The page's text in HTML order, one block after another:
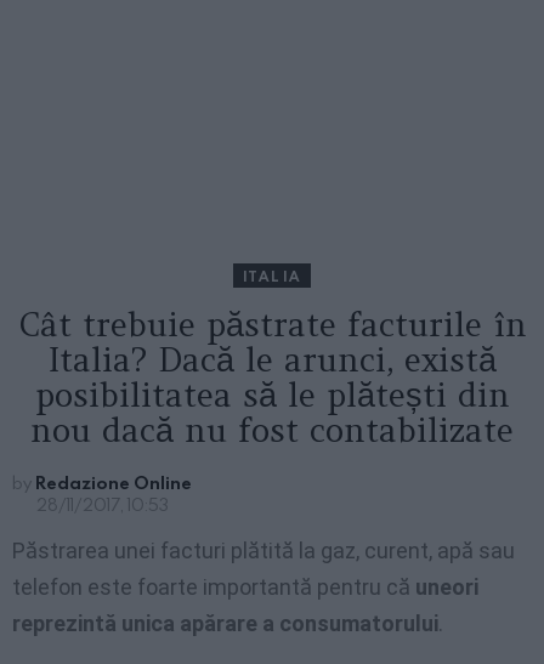
ITALIA
Cât trebuie păstrate facturile în
Italia? Dacă le arunci, există
posibilitatea să le plătești din
nou dacă nu fost contabilizate
by Redazione Online
28/11/2017, 10:53
Păstrarea unei facturi plătită la gaz, curent, apă sau
telefon este foarte importantă pentru că uneori
reprezintă unica apărare a consumatorului.